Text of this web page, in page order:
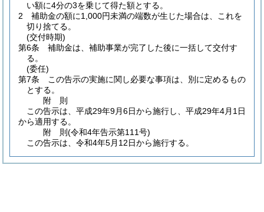
い額に4分の3を乗じて得た額とする。
2
補助金の額に1,000円未満の端数が生じた場合は、これを
切り捨てる。
(交付時期)
第6条
補助金は、補助事業が完了した後に一括して交付す
る。
(委任)
第7条
この告示の実施に関し必要な事項は、別に定めるもの
とする。
附 則
この告示は、平成29年9月6日から施行し、平成29年4月1日
から適用する。
附 則(令和4年告示第111号)
この告示は、令和4年5月12日から施行する。